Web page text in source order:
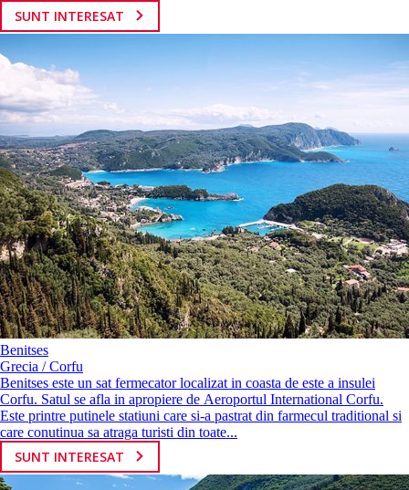
SUNT INTERESAT
Benitses
Grecia / Corfu
Benitses este un sat fermecator localizat in coasta de este a insulei
Corfu. Satul se afla in apropiere de Aeroportul International Corfu.
Este printre putinele statiuni care si-a pastrat din farmecul traditional si
care conutinua sa atraga turisti din toate...
SUNT INTERESAT